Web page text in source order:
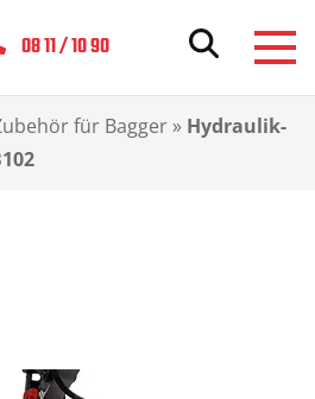
08 11 / 10 90
für Bagger » Hydraulik-